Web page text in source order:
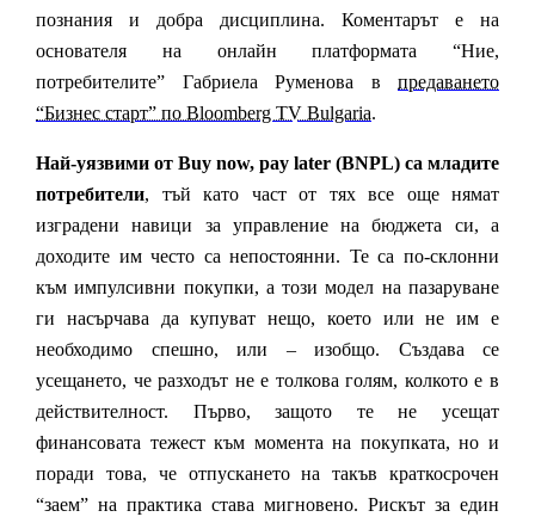
познания и добра дисциплина. Коментарът е на
основателя на онлайн платформата “Ние,
потребителите” Габриела Руменова в предаването
“Бизнес старт” по Bloomberg TV Bulgaria.
Най-уязвими от Buy now, pay later (BNPL) са младите
потребители, тъй като част от тях все още нямат
изградени навици за управление на бюджета си, а
доходите им често са непостоянни. Те са по-склонни
към импулсивни покупки, а този модел на пазаруване
ги насърчава да купуват нещо, което или не им е
необходимо спешно, или – изобщо. Създава се
усещането, че разходът не е толкова голям, колкото е в
действителност. Първо, защото те не усещат
финансовата тежест към момента на покупката, но и
поради това, че отпускането на такъв краткосрочен
“заем” на практика става мигновено. Рискът за един